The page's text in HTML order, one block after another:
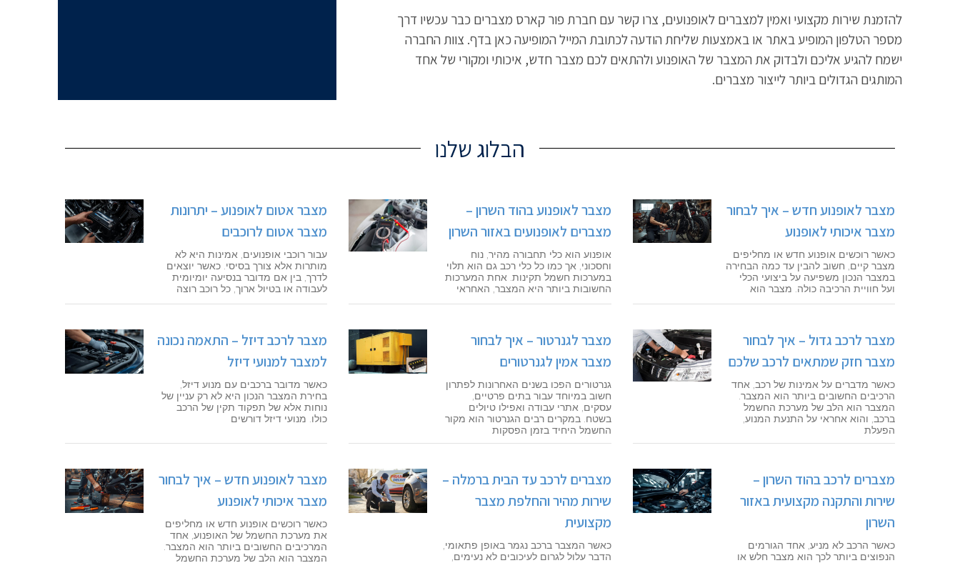
להזמנת שירות מקצועי ואמין למצברים לאופנועים, צרו קשר עם חברת פור קארס מצברים כבר עכשיו דרך
מספר הטלפון המופיע באתר או באמצעות שליחת הודעה לכתובת המייל המופיעה כאן בדף. צוות החברה
ישמח להגיע אליכם ולבדוק את המצבר של האופנוע ולהתאים לכם מצבר חדש, איכותי ומקורי של אחד
המותגים הגדולים ביותר לייצור מצברים.
הבלוג שלנו
מצבר לאופנוע חדש – איך לבחור
מצבר איכותי לאופנוע
כאשר רוכשים אופנוע חדש או מחליפים
מצבר קיים, חשוב להבין עד כמה הבחירה
במצבר הנכון משפיעה על ביצועי הכלי
ועל חוויית הרכיבה כולה. מצבר הוא
מצבר לאופנוע בהוד השרון –
מצברים לאופנועים באזור השרון
אופנוע הוא כלי תחבורה מהיר, נוח
וחסכוני, אך כמו כל כלי רכב גם הוא תלוי
במערכות חשמל תקינות. אחת המערכות
החשובות ביותר היא המצבר, האחראי
מצבר אטום לאופנוע – יתרונות
מצבר אטום לרוכבים
עבור רוכבי אופנועים, אמינות היא לא
מותרות אלא צורך בסיסי. כאשר יוצאים
לדרך, בין אם מדובר בנסיעה יומיומית
לעבודה או בטיול ארוך, כל רוכב רוצה
מצבר לרכב גדול – איך לבחור
מצבר חזק שמתאים לרכב שלכם
כאשר מדברים על אמינות של רכב, אחד
הרכיבים החשובים ביותר הוא המצבר.
המצבר הוא הלב של מערכת החשמל
ברכב, והוא אחראי על התנעת המנוע,
הפעלת
מצבר לגנרטור – איך לבחור
מצבר אמין לגנרטורים
גנרטורים הפכו בשנים האחרונות לפתרון
חשוב במיוחד עבור בתים פרטיים,
עסקים, אתרי עבודה ואפילו טיולים
בשטח. במקרים רבים הגנרטור הוא מקור
החשמל היחיד בזמן הפסקות
מצבר לרכב דיזל – התאמה נכונה
למצבר למנועי דיזל
כאשר מדובר ברכבים עם מנוע דיזל,
בחירת המצבר הנכון היא לא רק עניין של
נוחות אלא של תפקוד תקין של הרכב
כולו. מנועי דיזל דורשים
מצברים לרכב בהוד השרון –
שירות והתקנה מקצועית באזור
השרון
כאשר הרכב לא מניע, אחד הגורמים
הנפוצים ביותר לכך הוא מצבר חלש או
מצברים לרכב עד הבית ברמלה –
שירות מהיר והחלפת מצבר
מקצועית
כאשר המצבר ברכב נגמר באופן פתאומי,
הדבר עלול לגרום לעיכובים לא נעימים,
מצבר לאופנוע חדש – איך לבחור
מצבר איכותי לאופנוע
כאשר רוכשים אופנוע חדש או מחליפים
את מערכת החשמל של האופנוע, אחד
המרכיבים החשובים ביותר הוא המצבר.
המצבר הוא הלב של מערכת החשמל